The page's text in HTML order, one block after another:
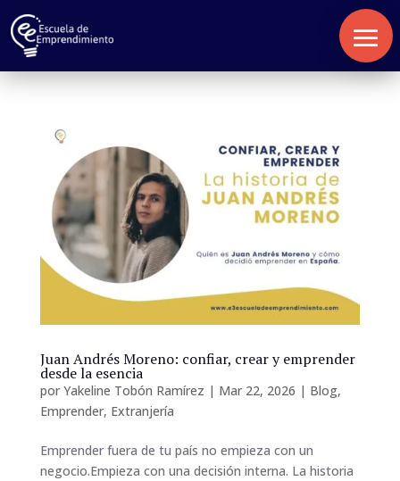
Inicio
Nosotros
Servicios
Blog
Contacto
Juan Andrés Moreno: confiar, crear y emprender
desde la esencia
por Yakeline Tobón Ramírez | Mar 22, 2026 | Blog,
Emprender, Extranjería
Emprender fuera de tu país no empieza con un
negocio.Empieza con una decisión interna. La historia